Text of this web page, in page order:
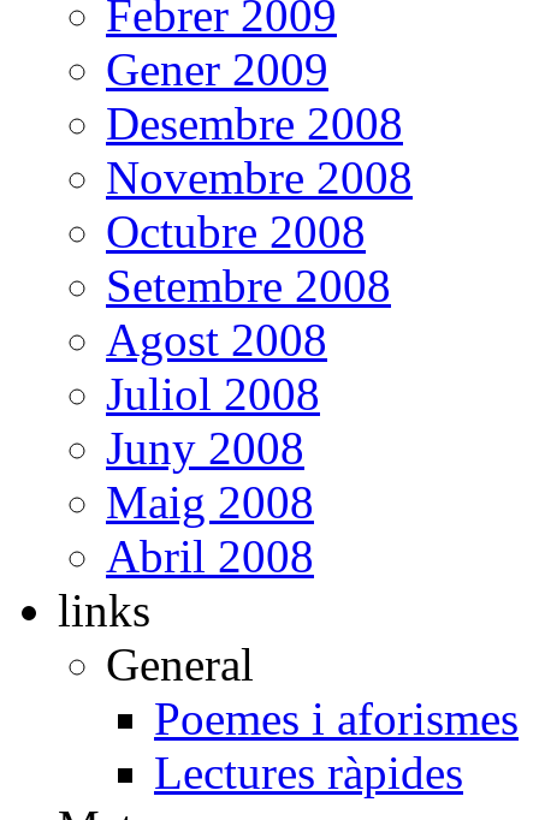
Febrer 2009
Gener 2009
Desembre 2008
Novembre 2008
Octubre 2008
Setembre 2008
Agost 2008
Juliol 2008
Juny 2008
Maig 2008
Abril 2008
links
General
Poemes i aforismes
Lectures ràpides